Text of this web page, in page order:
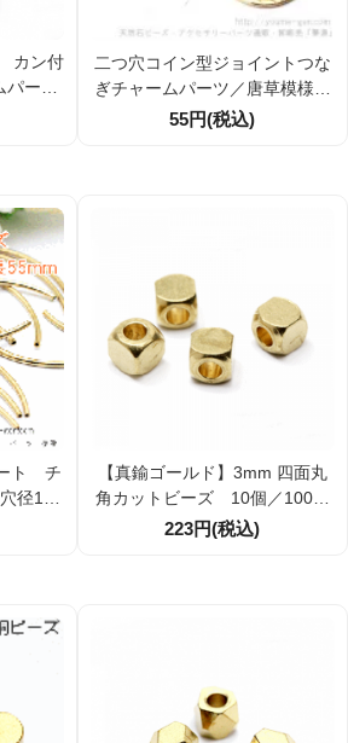
カン付
ーツ
引
二つ穴コイン型ジョイントつな
ぎチャームパーツ／唐草模様サ
ークルモチーフ ゴールド真鍮
55円(税込)
ト チ
径1.5
【真鍮ゴールド】3mm 四面丸
角カットビーズ 10個／100個
割引｜艶ありメタルパーツ・ア
223円(税込)